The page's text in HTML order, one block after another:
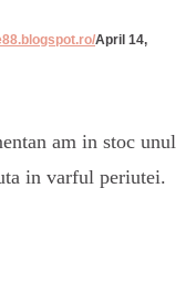
April 14,
am in stoc unul
in varful periutei.